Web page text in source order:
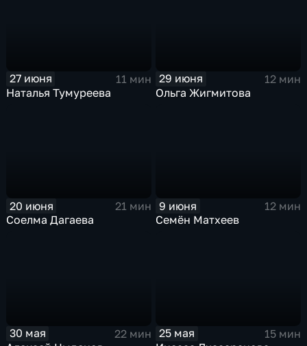
27 июня
11 мин
Наталья Тумуреева
29 июня
12 мин
Ольга Жигмитова
20 июня
21 мин
Соелма Дагаева
9 июня
12 мин
Семён Матхеев
30 мая
22 мин
25 мая
15 мин